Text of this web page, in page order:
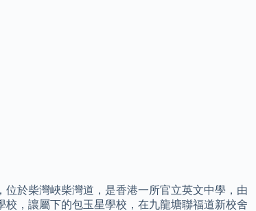
於柴灣峽柴灣道，是香港一所官立英文中學，由
，讓屬下的包玉星學校，在九龍塘聯福道新校舍